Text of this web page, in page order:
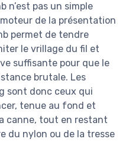
n’est pas un simple
de la présentation
permet de tendre
le vrillage du fil et
suffisante pour que le
brutale. Les
sont donc ceux qui
tenue au fond et
canne, tout en restant
du nylon ou de la tresse